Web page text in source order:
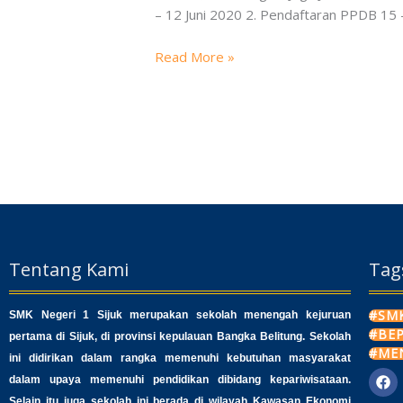
– 12 Juni 2020 2. Pendaftaran PPDB
PPDB
SMK
Read More »
Tentang Kami
SMK Negeri 1 Sijuk merupakan sekolah menengah kejuruan
pertama di Sijuk, di provinsi kepulauan Bangka Belitung. Sekolah
ini didirikan dalam rangka memenuhi kebutuhan masyarakat
dalam upaya memenuhi pendidikan dibidang kepariwisataan.
F